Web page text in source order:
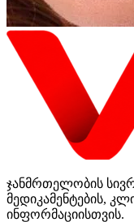
ჯანმრთელობის
მედიკამენტების,
ინფორმაციისთვის.